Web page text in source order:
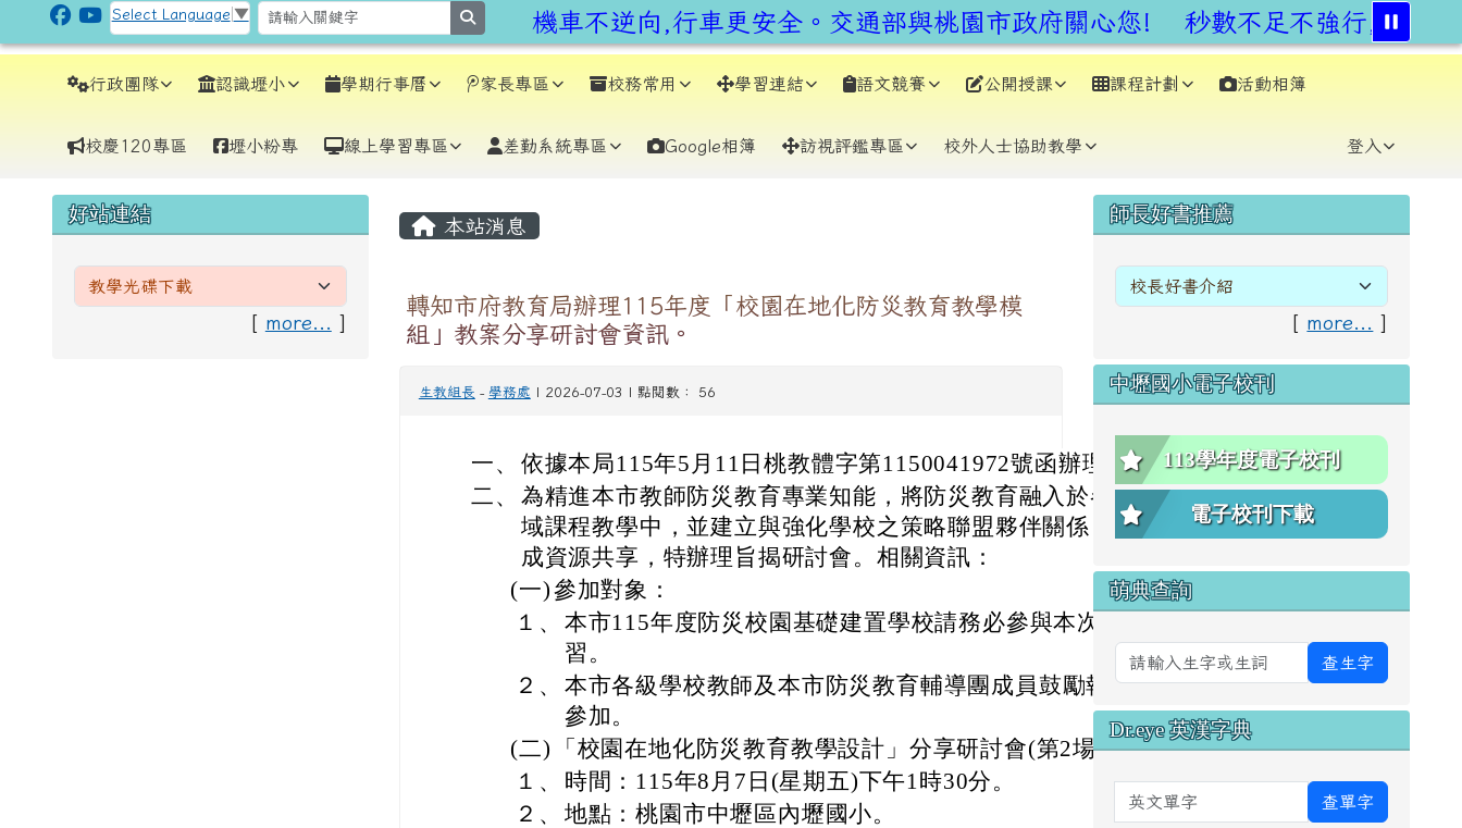
跳至主內容區
CLPS Site
Select Language ▼ 機車不逆向,行車更安全。交通部與桃園市政府關心您! 秒數不足不強行,安全通
導覽列行政團隊 認識壢小 學期行事曆 家長專區 校務常用 學習連結 語文競賽 公開授課 課程計劃 活動相簿
校慶120專區 壢小粉專 線上學習專區 差勤系統專區 Google相簿 訪視評鑑專區 校外人士協助教學 登入
左邊區域內容
好站連結
[ more... ]
主內容區域
本站消息
轉知市府教育局辦理115年度「校園在地化防災教育教學模
組」教案分享研討會資訊。
生教組長 - 學務處 | 2026-07-03 | 點閱數： 56
一、 依據本局115年5月11日桃教體字第1150041972號函辦理。
二、 為精進本市教師防災教育專業知能，將防災教育融入於各領
域課程教學中，並建立與強化學校之策略聯盟夥伴關係，形
成資源共享，特辦理旨揭研討會。相關資訊：
(一)參加對象：
１、 本市115年度防災校園基礎建置學校請務必參與本次研
習。
２、 本市各級學校教師及本市防災教育輔導團成員鼓勵報名
參加。
(二)
「校園在地化防災教育教學設計」分享研討會(第2場)：
１、
時間：115年8月7日(星期五)下午1時30分。
２、 地點：桃園市中壢區內壢國小。
右邊區域內容
師長好書推薦
[ more... ]
中壢國小電子校刊
113學年度電子校刊
電子校刊下載
萌典查詢
查生字
Dr.eye 英漢字典
英文單字 查單字
頁尾區域